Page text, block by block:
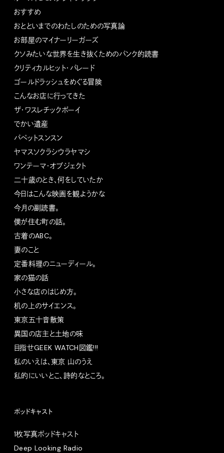
おすすめ
おとといまでのわたしのための写真論
お部屋のマイナーリーガーズ
クソみたいな世界を生き抜くためのパンク的読書
クリティカルヒット・パレード
ゴールドラッシュをめぐる冒険
こんなお店に行ってきた
ザ・ワスレチックボーイ
でかい遺産
パペットスンスン
ヤマスソクラシウラヤマシ
ワンテーマ・オブジェクト
二十歳のとき、何をしていたか
今日はこんな映画を観ようかな
今月の副読書。
僕が住む町の話。
古着のABC。
妻のこと
定番料理のニューディール。
家の猫の話
小さな店のはじめ方。
机の上のサイエンス。
東京五十音散策
異国の店主と土地の味
目指せGEEK WATCH図鑑!!!
私のいえは、東京 山のうえ
私的にいいとこ、詩的なところ。
ポッドキャスト
1枚写真ポッドキャスト
Deep Looking Radio